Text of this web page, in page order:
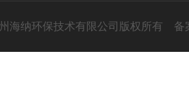
海纳环保技术有限公司版权所有 备